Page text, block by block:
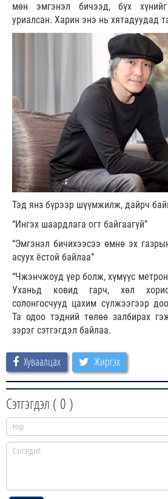
мөн эмгэнэл бичээд, бүх
уриалсан. Харин энэ нь хятадуудад
Тэд янз бүрээр шүүмжилж, дайрч
“Ингэх шаардлага огт байгаагүй”
“Эмгэнэл бичихээсээ өмнө эх
асуух ёстой байлаа”
“Чжэнчжоуд үер болж, хүмүүс
Уханьд ковид гарч, хөл
солонгосчууд цахим сүлжээгээр
Та одоо тэдний төлөө залбирах
зэрэг сэтгэгдэл байлаа.
Хуваалцах Жиргэх
Сэтгэгдэл ( 0 )